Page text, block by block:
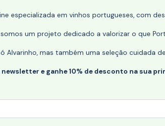
especializada em vinhos portugueses, com
um projeto dedicado a valorizar o que
Alvarinho, mas também uma seleção cuidada
e ganhe 10% de desconto na sua